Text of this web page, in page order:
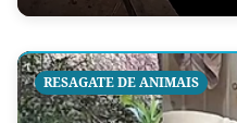
RESAGATE DE ANIMAIS